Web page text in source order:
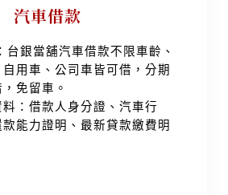
汽車借款
台銀當舖汽車借款不限車齡、
自用車、公司車皆可借，分期
免留車。
料：借款人身分證、汽車行
款能力證明、最新貸款繳費明